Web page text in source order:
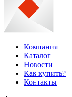
Компания
Каталог
Новости
Как купить?
Контакты